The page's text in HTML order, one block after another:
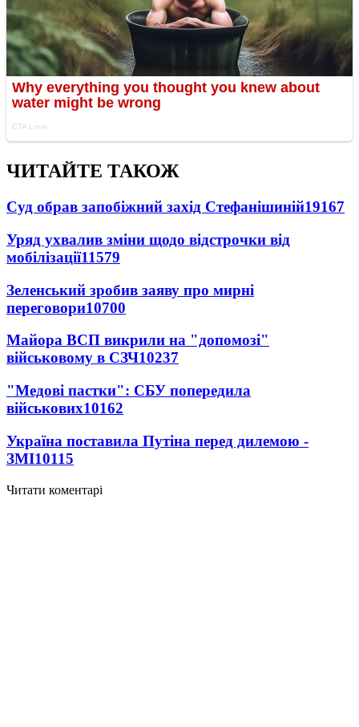
ЧИТАЙТЕ ТАКОЖ
Суд обрав запобіжний захід Стефанішиній19167
Уряд ухвалив зміни щодо відстрочки від
мобілізації11579
Зеленський зробив заяву про мирні
переговори10700
Майора ВСП викрили на "допомозі"
військовому в СЗЧ10237
"Медові пастки": СБУ попередила
військових10162
Україна поставила Путіна перед дилемою -
ЗМІ10115
Читати коментарі